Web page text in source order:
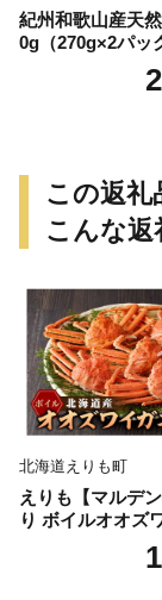
紀州和歌山産天
0g（270g×2パッ
入 ※2026年12月
年2月上旬頃順次
この返礼
こんな返
北海道えりも町
えりも【マルデ
り ボイルオオズ
kg《1kg(４尾～
r002-051-a】 /